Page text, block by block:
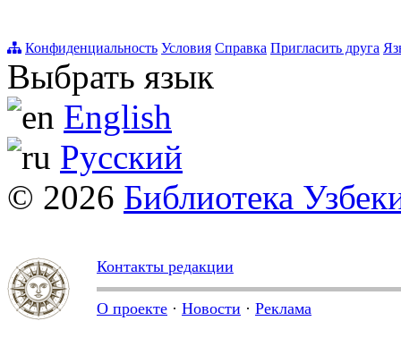
Конфиденциальность Условия Справка Пригласить друга
Выбрать язык
English
Русский
© 2026 Библиотека
Контакты редакции
О проекте · Новости · Реклама